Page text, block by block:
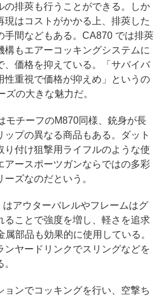
の排莢も行うことができる。しか
現はコストがかかる上、排莢した
手間などもある。CA870 では排莢
構もエアーコッキングシステムに
、価格を抑えている。「サバイバ
性重視で価格が抑えめ」というの
の大きな魅力だ。
チーフのM870同様、銃身が長
ップの異なる商品もある。ダット
り付け狙撃用ライフルのような使
アースポーツガンならではの多彩
ズなのだという。
アウターバレルやフレームはグ
ることで強度を増し、軽さを追求
属部品も効果的に使用している。
ンヤードリンクでスリングなどを
ンでコッキングを行い、空撃ち